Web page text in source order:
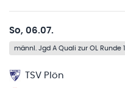
So, 06.07.
männl. Jgd A Quali zur OL Runde 1
TSV Plön